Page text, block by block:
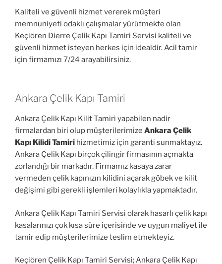
Kaliteli ve güvenli hizmet vererek müşteri
memnuniyeti odaklı çalışmalar yürütmekte olan
Keçiören Dierre Çelik Kapı Tamiri Servisi kaliteli ve
güvenli hizmet isteyen herkes için idealdir. Acil tamir
için firmamızı 7/24 arayabilirsiniz.
Ankara Çelik Kapı Tamiri
Ankara Çelik Kapı Kilit Tamiri yapabilen nadir
firmalardan biri olup müşterilerimize Ankara Çelik
Kapı Kilidi Tamiri hizmetimiz için garanti sunmaktayız.
Ankara Çelik Kapı birçok çilingir firmasının açmakta
zorlandığı bir markadır. Firmamız kasaya zarar
vermeden çelik kapınızın kilidini açarak göbek ve kilit
değişimi gibi gerekli işlemleri kolaylıkla yapmaktadır.
Ankara Çelik Kapı Tamiri Servisi olarak hasarlı çelik kapı
kasalarınızı çok kısa süre içerisinde ve uygun maliyet ile
tamir edip müşterilerimize teslim etmekteyiz.
Keçiören Çelik Kapı Tamiri Servisi; Ankara Çelik Kapı